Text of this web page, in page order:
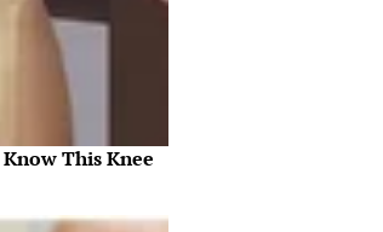
This Knee